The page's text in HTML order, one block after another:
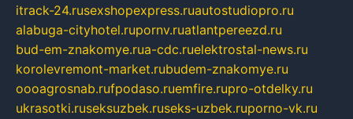
itrack-24.rusexshopexpress.ruautostudiopro.ru
alabuga-cityhotel.rupornv.ruatlantpereezd.ru
bud-em-znakomye.rua-cdc.ruelektrostal-news.ru
korolevremont-market.rubudem-znakomye.ru
oooagrosnab.rufpodaso.ruemfire.rupro-otdelky.ru
ukrasotki.ruseksuzbek.ruseks-uzbek.ruporno-vk.ru